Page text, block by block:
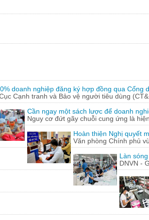
doanh nghiệp đăng ký hợp đồng qua Cổng
Cạnh tranh và Bảo vệ người tiêu dùng
Cần ngay một sách lược để doanh
Nguy cơ đứt gãy chuỗi cung ứng là
Hoàn thiện Nghị quyết
Văn phòng Chính phủ
Làn
DNVN -